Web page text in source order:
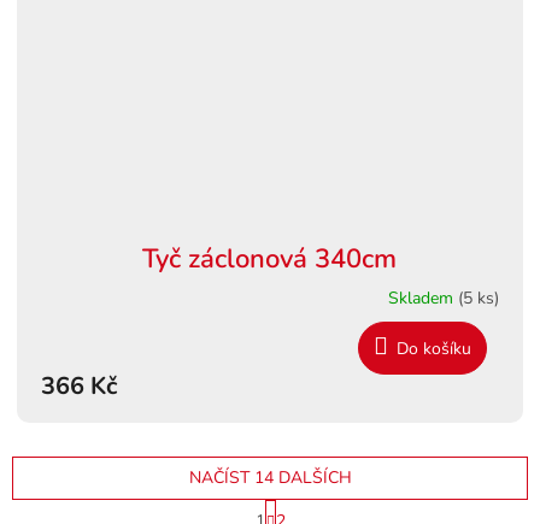
Tyč záclonová 340cm
Skladem (5 ks)
366 Kč
Do košíku
NAČÍST 14 DALŠÍCH
S